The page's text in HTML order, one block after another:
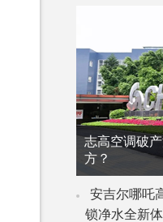
志高空调破
方？
安吉尔哪吒
锁净水全新